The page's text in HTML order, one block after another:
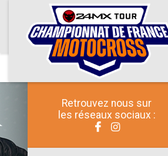
Retrouvez nous sur
les réseaux sociaux :